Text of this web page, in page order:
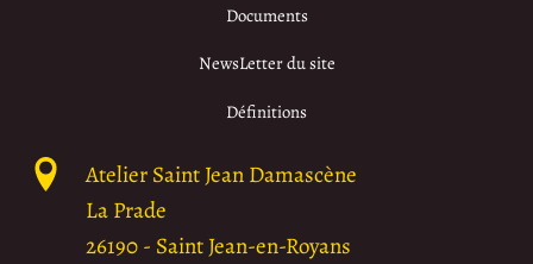
Documents
NewsLetter du site
Définitions
Atelier Saint Jean Damascène
La Prade
26190- Saint Jean-en-Royans